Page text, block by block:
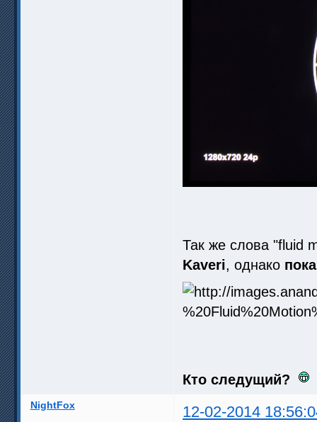
Так же слова "fluid
Kaveri, однако
Кто следущий?
NightFox 12-02-2014